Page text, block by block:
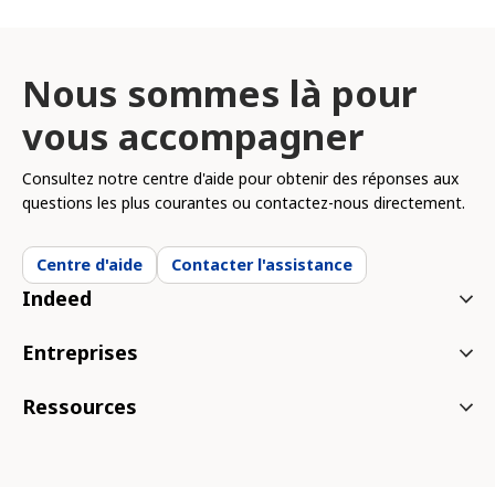
Nous sommes là pour
vous accompagner
Consultez notre centre d'aide pour obtenir des réponses aux
questions les plus courantes ou contactez-nous directement.
Centre d'aide Contacter l'assistance
Indeed
Entreprises
Ressources